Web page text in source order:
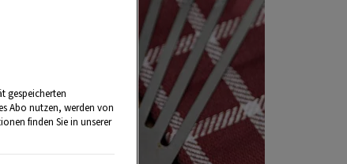
gespeicherten
Abo nutzen, werden von
finden Sie in unserer